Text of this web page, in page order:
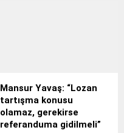
Mansur Yavaş: “Lozan
tartışma konusu
olamaz, gerekirse
referanduma gidilmeli”